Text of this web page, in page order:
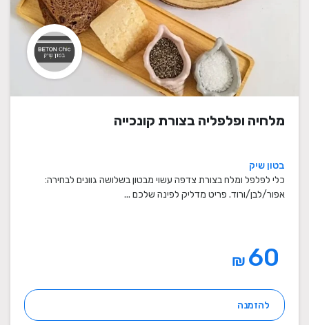
מלחיה ופלפליה בצורת קונכייה
בטון שיק
כלי לפלפל ומלח בצורת צדפה עשוי מבטון בשלושה גוונים לבחירה:
אפור/לבן/ורוד. פריט מדליק לפינה שלכם ...
₪
להזמנה